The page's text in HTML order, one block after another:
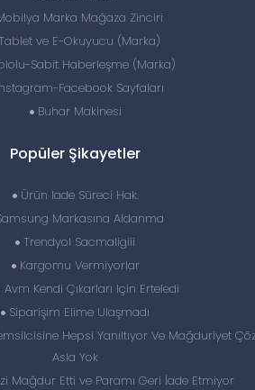
Marka Mağaza Zinciri
Tablet ve E-Okuyucu (Marka)
Sabit Haberleşme (Marka)
Facebook Sayfaları
Buhar Makinesi
Popüler Şikayetler
Ürün Iade Süreci Hak.
Markasına Aldanma
Trendyol Sacmaligiii
Kargomu Vermiyorlar
Avm Kendi Çıkarları Için Erteledi
Siparişim Elime Ulaşmadı
Hepsi Yanıltıyor Ve Mağduriyet
Asla Yok
Mağdur Etti ve Paramı Geri İade Etmiyor